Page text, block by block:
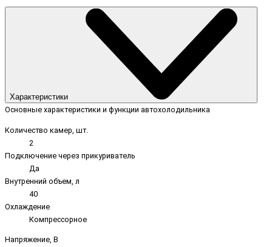
Характеристики
Основные характеристики и функции автохолодильника
Количество камер, шт.
2
Подключение через прикуриватель
Да
Внутренний объем, л
40
Охлаждение
Компрессорное
Напряжение, В